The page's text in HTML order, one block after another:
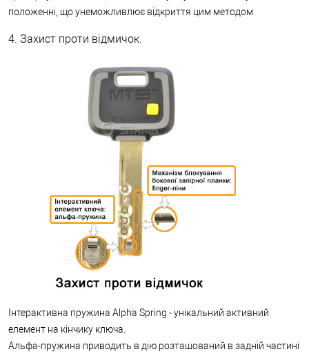
положенні, що унеможливлює відкриття цим методом
4. Захист проти відмичок.
Інтерактивна пружина Alpha Spring - унікальний активний
елемент на кінчику ключа.
Альфа-пружина приводить в дію розташований в задній частині